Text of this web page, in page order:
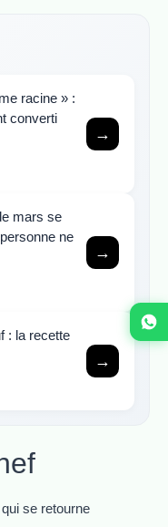
racine » :
converti
→
mars se
ne
→
: la recette
→
se retourne